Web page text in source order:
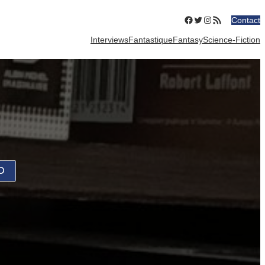
Facebook
Twitter
Instagram
Flux RSSContact
InterviewsFantastiqueFantasyScience-Fiction